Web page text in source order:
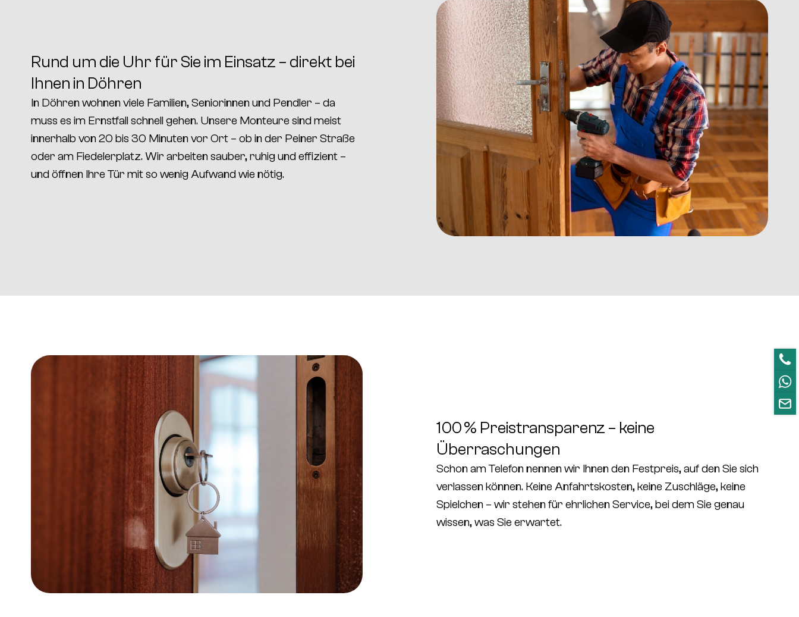
Rund um die Uhr für Sie im Einsatz – direkt bei
Ihnen in Döhren
In Döhrenwohnen viele Familien, Seniorinnen und Pendler – da
muss es im Ernstfall schnell gehen. Unsere Monteure sind meist
innerhalb von 20 bis 30 Minutenvor Ort – ob in der Peiner Straße
oder am Fiedelerplatz. Wir arbeiten sauber, ruhig und effizient –
und öffnen Ihre Tür mitso wenig Aufwand wie nötig.
100 % Preistransparenz – keine
Überraschungen
Schon am Telefon nennen wir Ihnen den Festpreis, auf den Sie sich
verlassen können. Keine Anfahrtskosten, keine Zuschläge, keine
Spielchen – wir stehen für ehrlichen Service, bei dem Sie genau
wissen, was Sie erwartet.